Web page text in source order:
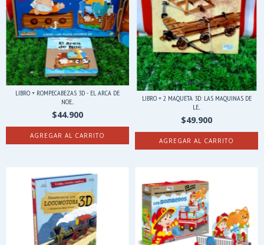
LIBRO + ROMPECABEZAS 3D - EL ARCA DE
NOE...
$44.900
LIBRO + 2 MAQUETA 3D: LAS MAQUINAS DE
LE...
$49.900